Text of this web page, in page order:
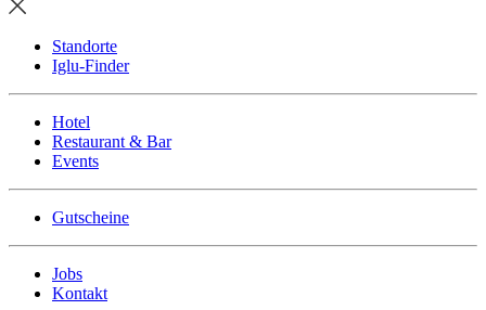
Standorte
Iglu-Finder
Hotel
Restaurant & Bar
Events
Gutscheine
Jobs
Kontakt